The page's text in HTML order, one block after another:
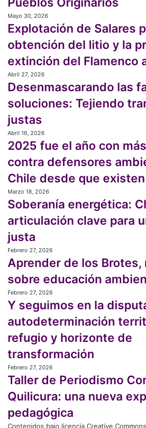
circular
en
Peñalolén
Borde
Costeros
sin
participación
Pueblos
Originarios
Explotación
de
Salares
para
la
obtención
del
litio
y
la
progresiva
extinción
del
Flamenco
andino
Mayo 30, 2026
Explotación de Salares
obtención del litio y la
extinción del Flamenco
Desenmascarando
las
falsas
soluciones:
Tejiendo
transiciones
justas
Abril 27, 2026
Desenmascarando las
soluciones: Tejiendo
justas
2025
fue
año
con
más
agresiones
contra
defensores
ambientales
en
Chile
desde
existen
registros
Abril 16, 2026
2025 fue el año con
contra defensores
Chile desde que
Soberanía
energética:
impulsa
articulación
clave
para
una
transición
justa
Marzo 18, 2026
Soberanía energética:
articulación clave para
justa
Aprender
de
Brotes,
reflexiones
sobre
educación
ambiental
Febrero 27, 2026
Aprender de los Brotes,
sobre educación
Y
seguimos
la
disputa:
autodeterminación
territorial
como
refugio
y
horizonte
de
Febrero 27, 2026
Y seguimos en la
autodeterminación
refugio y horizonte de
transformación
Taller
de
Periodismo
Comunitario
en
Quilicura:
Febrero 27, 2026
Taller de Periodismo
Quilicura: una nueva
pedagógica
Contenidos bajo licencia Creative